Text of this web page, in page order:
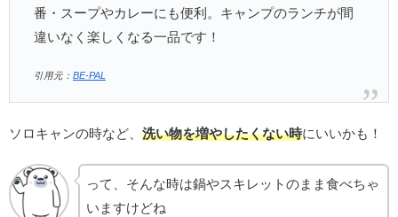
番・スープやカレーにも便利。キャンプのランチが間
違いなく楽しくなる一品です！
引用元： BE-PAL
ソロキャンの時など、 洗い物を増やしたくない時にいいかも！
って、そんな時は鍋やスキレットのまま食べちゃ
いますけどね